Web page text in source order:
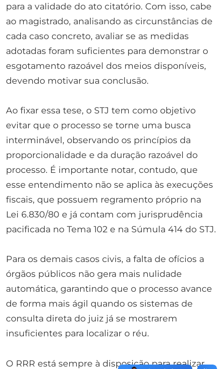
para a validade do ato citatório. Com isso, cabe
ao magistrado, analisando as circunstâncias de
cada caso concreto, avaliar se as medidas
adotadas foram suficientes para demonstrar o
esgotamento razoável dos meios disponíveis,
devendo motivar sua conclusão.
Ao fixar essa tese, o STJ tem como objetivo
evitar que o processo se torne uma busca
interminável, observando os princípios da
proporcionalidade e da duração razoável do
processo. É importante notar, contudo, que
esse entendimento não se aplica às execuções
fiscais, que possuem regramento próprio na
Lei 6.830/80 e já contam com jurisprudência
pacificada no Tema 102 e na Súmula 414 do STJ.
Para os demais casos civis, a falta de ofícios a
órgãos públicos não gera mais nulidade
automática, garantindo que o processo avance
de forma mais ágil quando os sistemas de
consulta direta do juiz já se mostrarem
insuficientes para localizar o réu.
O RRR está sempre à disposição para realizar